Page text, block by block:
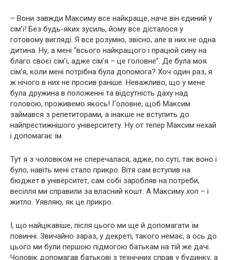
– Вони завжди Максиму все найкраще, наче він єдиний у
сім’ї! Без будь-яких зусиль, йому все дісталося у
готовому вигляді. Я все розумію, звісно, але в них не одна
дитина. Ну, а мені “всього найкращого і працюй сину на
благо своєї сім’ї, адже сім’я – це головне”. Де була моя
сім’я, коли мені потрібна була допомога? Хоч один раз, я
ж нічого в них не просив раніше. Неважливо, що у мене
була дружина в положенні та відсутність даху над
головою, проживемо якось! Головне, щоб Максим
займався з репетиторами, а інакше не вступить до
найпрестижнішого університету. Ну от тепер Максим нехай
і допомагає їм.
Тут я з чоловіком не сперечалася, адже, по суті, так воно і
було, навіть мені стало прикро. Вітя сам вступив на
бюджет в університет, сам собі заробляв на потреби,
весілля ми справили за власний кошт. А Максиму хоп – і
житло. Уявляю, як це прикро.
І, що найцікавіше, після цього ми ще й допомагати їм
повинні. Звичайно зараз, у декреті, такого немає, а ось до
цього ми були першою підмогою батькам на тій же дачі.
Чоловік допомагав батькові з технічних справ у будинку, а